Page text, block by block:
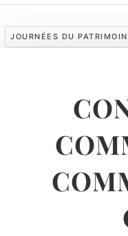
JOURNÉES DU